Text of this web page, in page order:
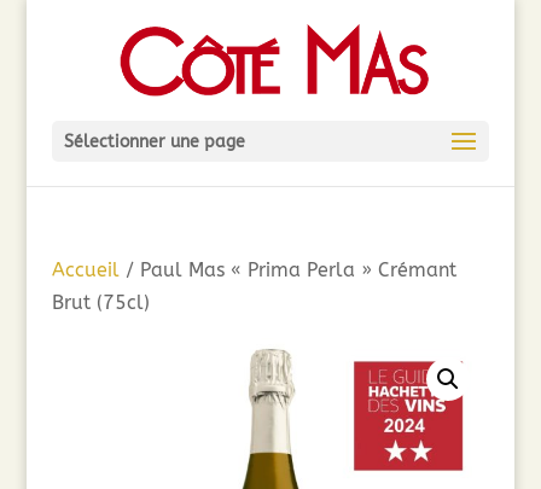
Sélectionner une page
Accueil/ Paul Mas « Prima Perla » Crémant
Brut (75cl)